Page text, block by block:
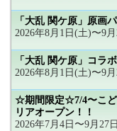
「大乱 関ケ原」原画
2026年8月1日(土)〜9
「大乱 関ケ原」コラ
2026年8月1日(土)〜9
☆期間限定☆7/4〜こど
リアオープン！！
2026年7月4日〜9月